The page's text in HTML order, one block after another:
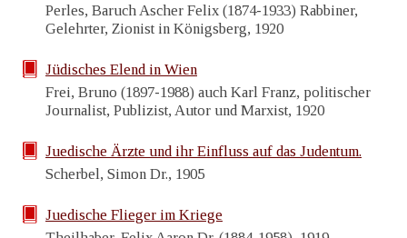
Perles, Baruch Ascher Felix (1874-1933) Rabbiner,
Gelehrter, Zionist in Königsberg, 1920
Jüdisches Elend in Wien
Frei, Bruno (1897-1988) auch Karl Franz, politischer
Journalist, Publizist, Autor und Marxist, 1920
Juedische Ärzte und ihr Einfluss auf das Judentum.
Scherbel, Simon Dr., 1905
Juedische Flieger im Kriege